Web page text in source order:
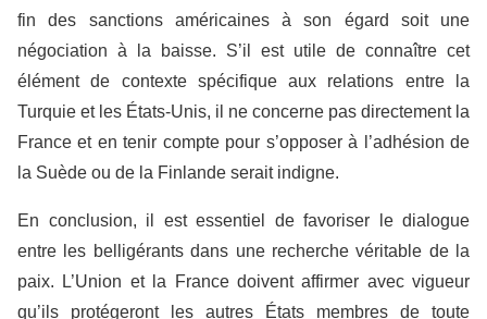
fin des sanctions américaines à son égard soit une
négociation à la baisse. S’il est utile de connaître cet
élément de contexte spécifique aux relations entre la
Turquie et les États-Unis, il ne concerne pas directement la
France et en tenir compte pour s’opposer à l’adhésion de
la Suède ou de la Finlande serait indigne.
En conclusion, il est essentiel de favoriser le dialogue
entre les belligérants dans une recherche véritable de la
paix. L’Union et la France doivent affirmer avec vigueur
qu’ils protégeront les autres États membres de toute